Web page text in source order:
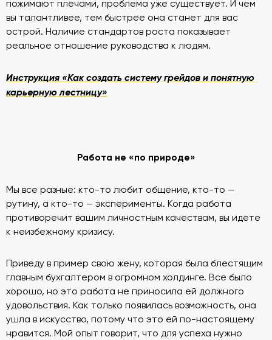
пожимают плечами, проблема уже существует. И чем
вы талантливее, тем быстрее она станет для вас
острой. Наличие стандартов роста показывает
реальное отношение руководства к людям.
Инструкция «Как создать систему грейдов и понятную
карьерную лестницу»
Работа не «по природе»
Мы все разные: кто-то любит общение, кто-то —
рутину, а кто-то — эксперименты. Когда работа
противоречит вашим личностным качествам, вы идете
к неизбежному кризису.
Приведу в пример свою жену, которая была блестящим
главным бухгалтером в огромном холдинге. Все было
хорошо, но это работа не приносила ей должного
удовольствия. Как только появилась возможность, она
ушла в искусство, потому что это ей по-настоящему
нравится. Мой опыт говорит, что для успеха нужно